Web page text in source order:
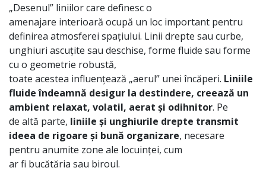
„Desenul” liniilorcare definesc o
amenajare interioară ocupă un loc important pentru
definirea atmosferei spațiului. Linii drepte sau curbe,
unghiuri ascuțite sau deschise, forme fluide sau forme
cu o geometrie robustă,
toate acestea influențează „aerul” unei încăperi. Liniile
fluideîndeamnă desigur la destindere, creează un
ambient relaxat, volatil, aerat și odihnitor. Pe
de altă parte, liniile și unghiurile drepte transmit
ideea de rigoare și bună organizare, necesare
pentru anumite zone ale locuinței, cum
arfi bucătăria sau biroul.